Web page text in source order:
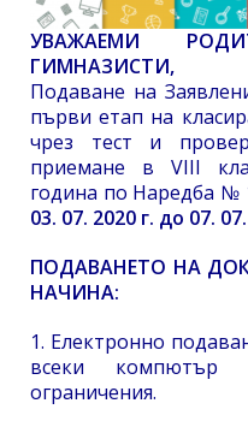
УВАЖАЕМИ
ГИМНАЗИСТИ,
Подаване на
първи етап на
чрез тест и
приемане в VIII
година по Наредба №
03. 07. 2020 г. до 07.
ПОДАВАНЕТО НА
НАЧИНА:
1. Електронно
всеки
ограничения.